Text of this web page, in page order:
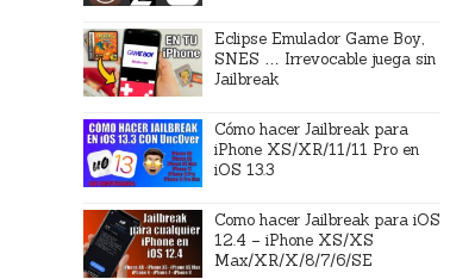
Eclipse Emulador Game Boy,
SNES … Irrevocable juega sin
Jailbreak
Cómo hacer Jailbreak para
iPhone XS/XR/11/11 Pro en
iOS 13.3
Como hacer Jailbreak para iOS
12.4 – iPhone XS/XS
Max/XR/X/8/7/6/SE